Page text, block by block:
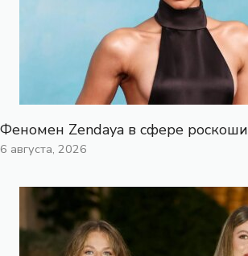
Феномен Zendaya в сфере роскоши
6 августа, 2026